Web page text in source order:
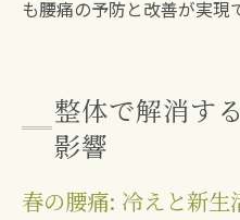
も腰痛の予防と改善が実現
整体で解消す
影響
春の腰痛: 冷えと新生